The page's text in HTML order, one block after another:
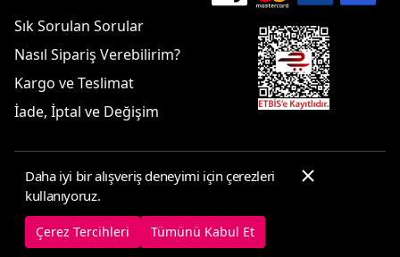
Sık Sorulan Sorular
Nasıl Sipariş Verebilirim?
Kargo ve Teslimat
İade, İptal ve Değişim
© 2025 ElbiseBul -
Çerez Tercihleri Çerez Politikası
Daha iyi bir alışveriş deneyimi için çerezleri
kullanıyoruz.
Çerez Tercihleri Tümünü Kabul Et